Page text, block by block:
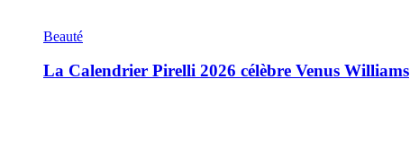
Beauté
La Calendrier Pirelli 2026 célèbre Venus Williams